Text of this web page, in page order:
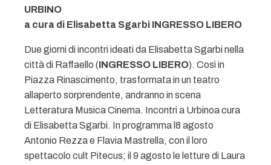
URBINO
a cura di Elisabetta Sgarbi INGRESSO LIBERO
Due giorni di incontri ideati da Elisabetta Sgarbi nella
città di Raffaello (INGRESSO LIBERO). Così in
Piazza Rinascimento, trasformata in un teatro
allaperto sorprendente, andranno in scena
Letteratura Musica Cinema. Incontri a Urbinoa cura
di Elisabetta Sgarbi. In programma l8 agosto
Antonio Rezza e Flavia Mastrella, con il loro
spettacolo cult Pitecus; il 9 agosto le letture di Laura